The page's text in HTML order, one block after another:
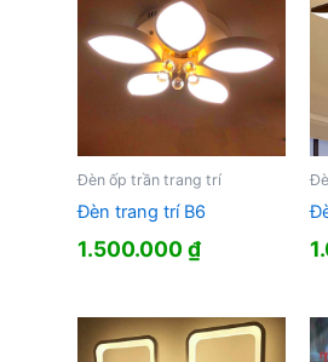
Đèn ốp trần trang trí
Đèn trang trí B6
1.500.000₫